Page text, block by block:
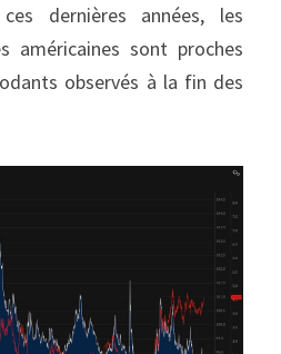
dernières années, les
américaines sont proches
observés à la fin des